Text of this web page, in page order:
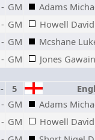
- GM
Adams
- GM
Howell
- GM
Mcshane
- GM
Jones
- 5
- GM
Adams
- GM
Howell